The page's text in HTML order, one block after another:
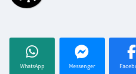
WhatsApp Messenger